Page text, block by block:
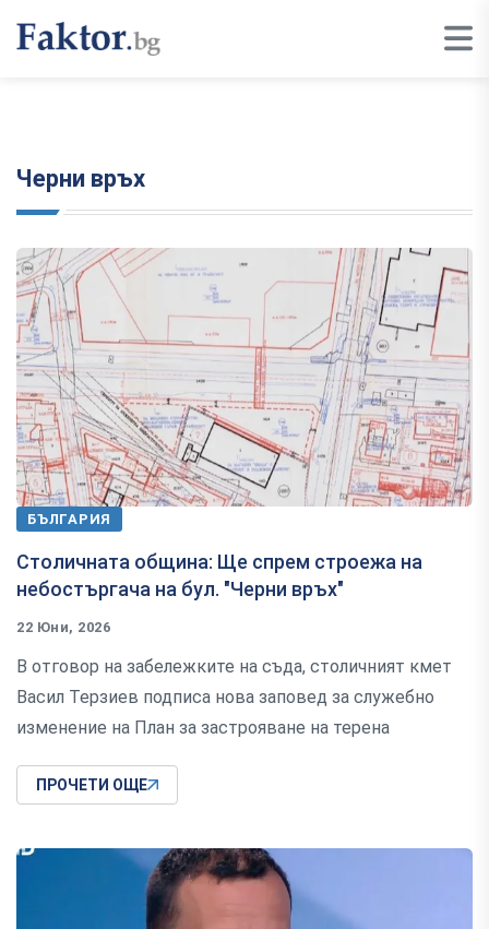
Черни връх
БЪЛГАРИЯ
Столичната община: Ще спрем строежа на
небостъргача на бул. "Черни връх"
22 Юни, 2026
В отговор на забележките на съда, столичният кмет
Васил Терзиев подписа нова заповед за служебно
изменение на План за застрояване на терена
ПРОЧЕТИ ОЩЕ